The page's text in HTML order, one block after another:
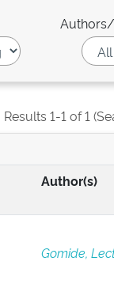
Results 1-1 of 1
Author(s)
Gomide,